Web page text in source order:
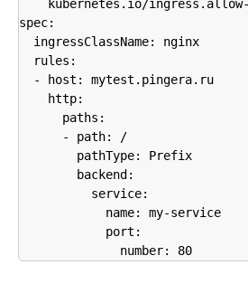
kubernetes.io/
spec:
  ingressClassName: nginx
  rules:
  - host: mytest.pingera.ru
    http:
      paths:
      - path: /
        pathType: Prefix
        backend:
          service:
            name: my-service
            port:
              number: 80